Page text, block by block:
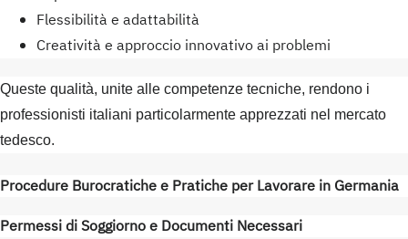
Flessibilità e adattabilità
Creatività e approccio innovativo ai problemi
Queste qualità, unite alle competenze tecniche, rendono i
professionisti italiani particolarmente apprezzati nel mercato
tedesco.
Procedure Burocratiche e Pratiche per Lavorare in Germania
Permessi di Soggiorno e Documenti Necessari